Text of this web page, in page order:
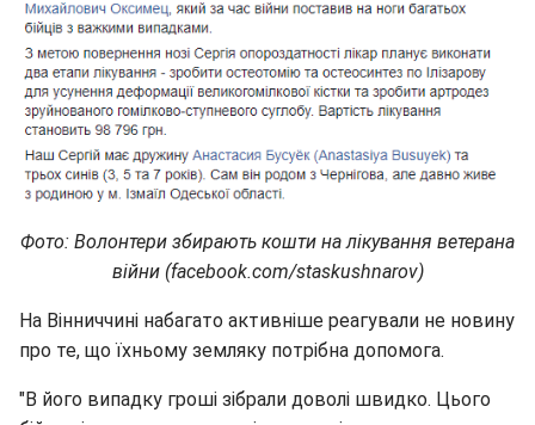
Фото: Волонтери збирають кошти на лікування ветерана
війни (facebook.com/staskushnarov)
На Вінниччині набагато активніше реагували не новину
про те, що їхньому земляку потрібна допомога.
"В його випадку гроші зібрали доволі швидко. Цього